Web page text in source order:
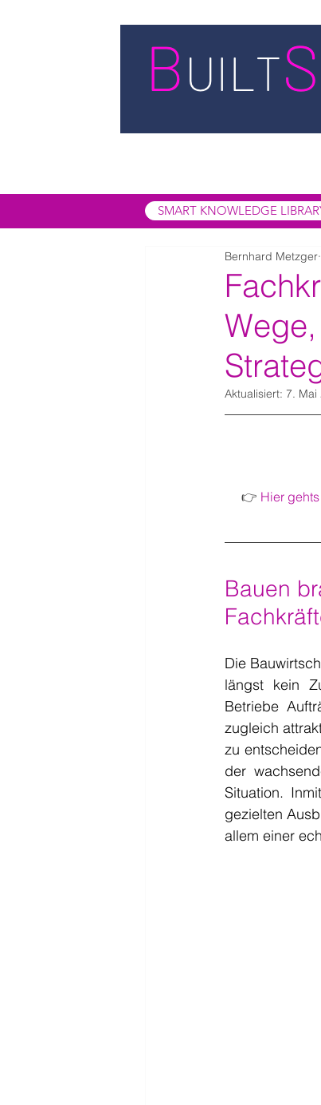
SMART KNOWLEDGE
Bernhard Metzger
Aktualisiert: 7. Mai
👉 Hier
Bauen
Die
längst kein
Betriebe
zugleich
zu
der
Situation.
gezielten
allem einer